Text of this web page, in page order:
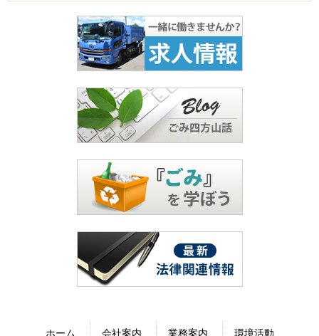
ホーム 会社案内 業務案内 環境活動